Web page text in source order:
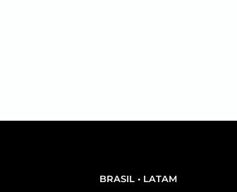
BRASIL • LATAM